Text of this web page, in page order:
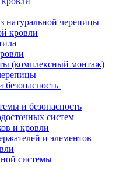
натуральной черепицы
кровли
(комплексный монтаж)
и безопасность
систем
и кровли
и элементов
системы